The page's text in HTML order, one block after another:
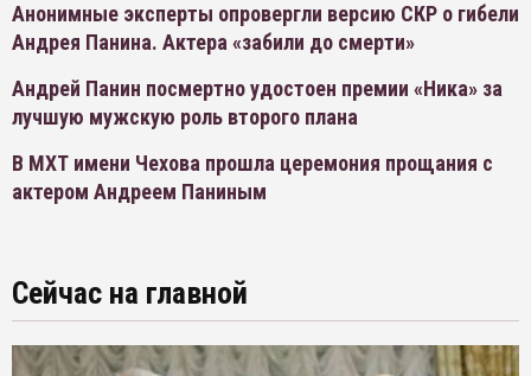
Анонимные эксперты опровергли версию СКР о гибели
Андрея Панина. Актера «забили до смерти»
Андрей Панин посмертно удостоен премии «Ника» за
лучшую мужскую роль второго плана
В МХТ имени Чехова прошла церемония прощания с
актером Андреем Паниным
Сейчас на главной